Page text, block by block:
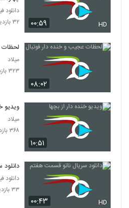
۰۰:۵۹ HD
دانلود
۳۲ بازدید
۰۸:۰۲
لحظات
میلاد
۳۲۳ بازدید
۱۰:۵۱
ویدیو
میلاد
۳۶۸ بازدید
۰۰:۴۳ HD
دانلود
۳۳ بازدید